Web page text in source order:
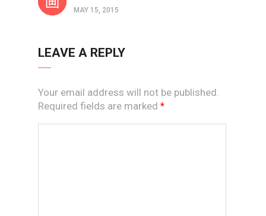
MAY 15, 2015
LEAVE A REPLY
Your email address will not be published.
Required fields are marked *